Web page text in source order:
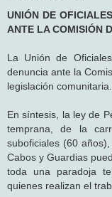
n
s
a
UNIÓN DE
ANTE LA COMISIÓN
La Unión de
denuncia ante la
legislación comunitaria.
En síntesis, la ley de
temprana, de la
suboficiales (60
Cabos y Guardias
toda una paradoja
quienes realizan el